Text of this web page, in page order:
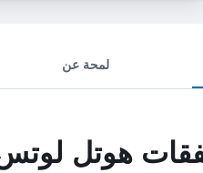
لمحة عن
هوتل